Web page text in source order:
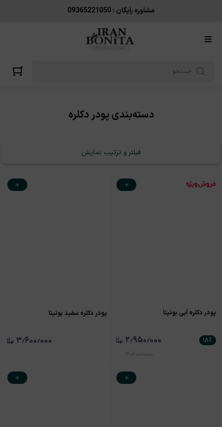
مشاوره رایگان : 09365221050
دسته‌بندی پودر دکلره
فیلتر و ترتیب نمایش
پودر دکلره آبی بونیتا
۱۸٪ ۲٫۹۵۰٫۰۰۰
پودر دکلره سفید بونیتا
۳٫۶۰۰٫۰۰۰